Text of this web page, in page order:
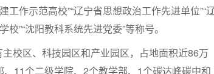
工作示范高校”“辽宁省思想政治工作先进单位”“
”“沈阳教科系统先进党委”等称号。
校区、科技园区和产业园区，占地面积近86万
11个二级学院、2个教学部、1个碳达峰碳中和